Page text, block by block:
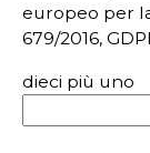
europeo per
679/2016,
dieci più uno